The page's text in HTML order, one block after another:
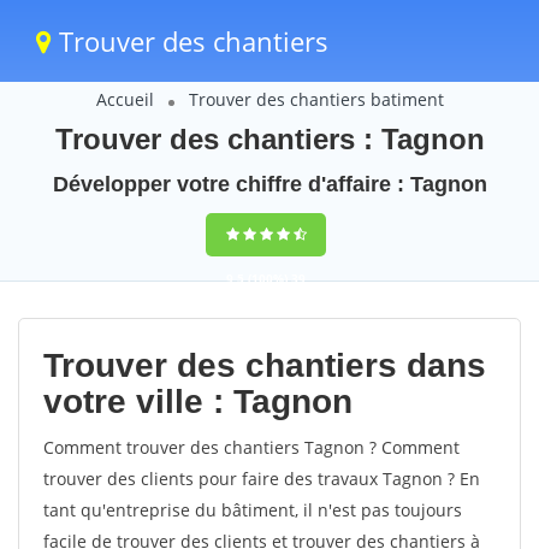
Trouver des chantiers
Accueil Trouver des chantiers batiment
Trouver des chantiers : Tagnon
Développer votre chiffre d'affaire : Tagnon
9,5(100%)39
votes
Trouver des chantiers dans
votre ville : Tagnon
Comment trouver des chantiers Tagnon ? Comment
trouver des clients pour faire des travaux Tagnon ? En
tant qu'entreprise du bâtiment, il n'est pas toujours
facile de trouver des clients et trouver des chantiers à